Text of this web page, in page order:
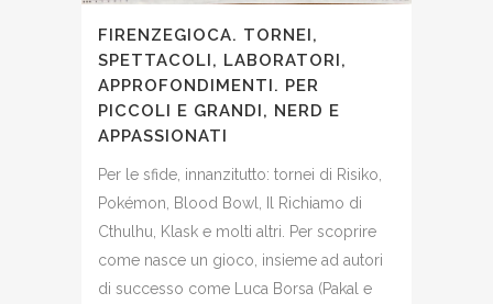
FIRENZEGIOCA. TORNEI,
SPETTACOLI, LABORATORI,
APPROFONDIMENTI. PER
PICCOLI E GRANDI, NERD E
APPASSIONATI
Per le sfide, innanzitutto: tornei di Risiko,
Pokémon, Blood Bowl, Il Richiamo di
Cthulhu, Klask e molti altri. Per scoprire
come nasce un gioco, insieme ad autori
di successo come Luca Borsa (Pakal e